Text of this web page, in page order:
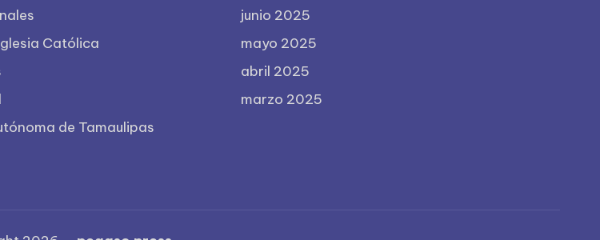
Católica
de Tamaulipas
junio 2025
mayo 2025
abril 2025
marzo 2025